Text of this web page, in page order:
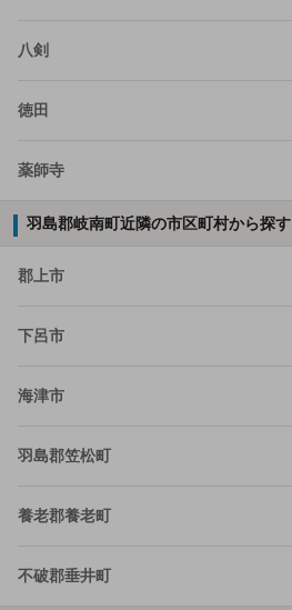
八剣
徳田
薬師寺
羽島郡岐南町近隣の市区町村から探す
郡上市
下呂市
海津市
羽島郡笠松町
養老郡養老町
不破郡垂井町